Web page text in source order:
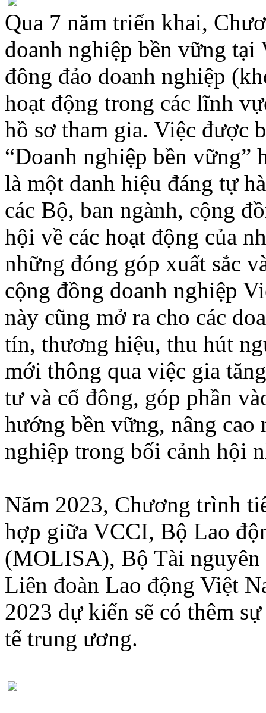
Qua 7 năm triển khai,
doanh nghiệp bền vững
đông đảo doanh nghiệp
hoạt động trong các lĩnh
hồ sơ tham gia. Việc được
“Doanh nghiệp bền vững”
là một danh hiệu đáng tự
các Bộ, ban ngành, cộng
hội về các hoạt động của
những đóng góp xuất sắc
cộng đồng doanh nghiệp
này cũng mở ra cho các
tín, thương hiệu, thu hút
mới thông qua việc gia
tư và cổ đông, góp phần
hướng bền vững, nâng cao
nghiệp trong bối cảnh hội
Năm 2023, Chương trình
hợp giữa VCCI, Bộ Lao
(MOLISA), Bộ Tài
Liên đoàn Lao động Việt
2023 dự kiến sẽ có thêm
tế trung ương.